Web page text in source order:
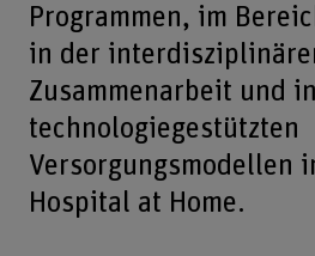
Programmen, im
in der
Zusammenarbeit und in
technologiegestützten
Versorgungsmodellen
Hospital at Home.